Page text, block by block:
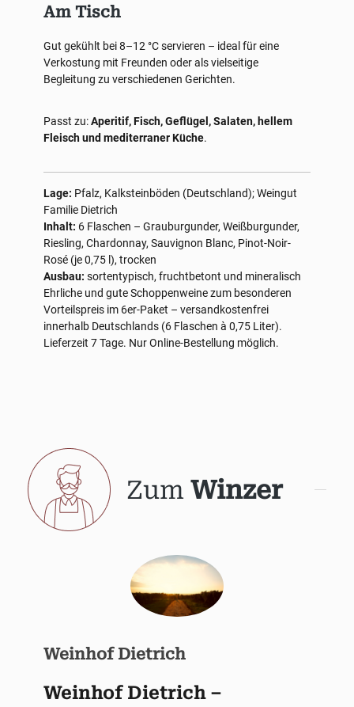
Am Tisch
Gut gekühlt bei 8–12 °C servieren – ideal für eine
Verkostung mit Freunden oder als vielseitige
Begleitung zu verschiedenen Gerichten.
Passt zu:Aperitif, Fisch, Geflügel, Salaten, hellem
Fleisch und mediterraner Küche.
Lage: Pfalz, Kalksteinböden (Deutschland); Weingut
Familie Dietrich
Inhalt: 6 Flaschen – Grauburgunder, Weißburgunder,
Riesling, Chardonnay, Sauvignon Blanc, Pinot-Noir-
Rosé (je 0,75 l), trocken
Ausbau: sortentypisch, fruchtbetont und mineralisch
Ehrliche und gute Schoppenweine zum besonderen
Vorteilspreis im 6er-Paket – versandkostenfrei
innerhalb Deutschlands (6 Flaschen à 0,75 Liter).
Lieferzeit 7 Tage. Nur Online-Bestellung möglich.
Zum Winzer
Weinhof Dietrich
Weinhof Dietrich –